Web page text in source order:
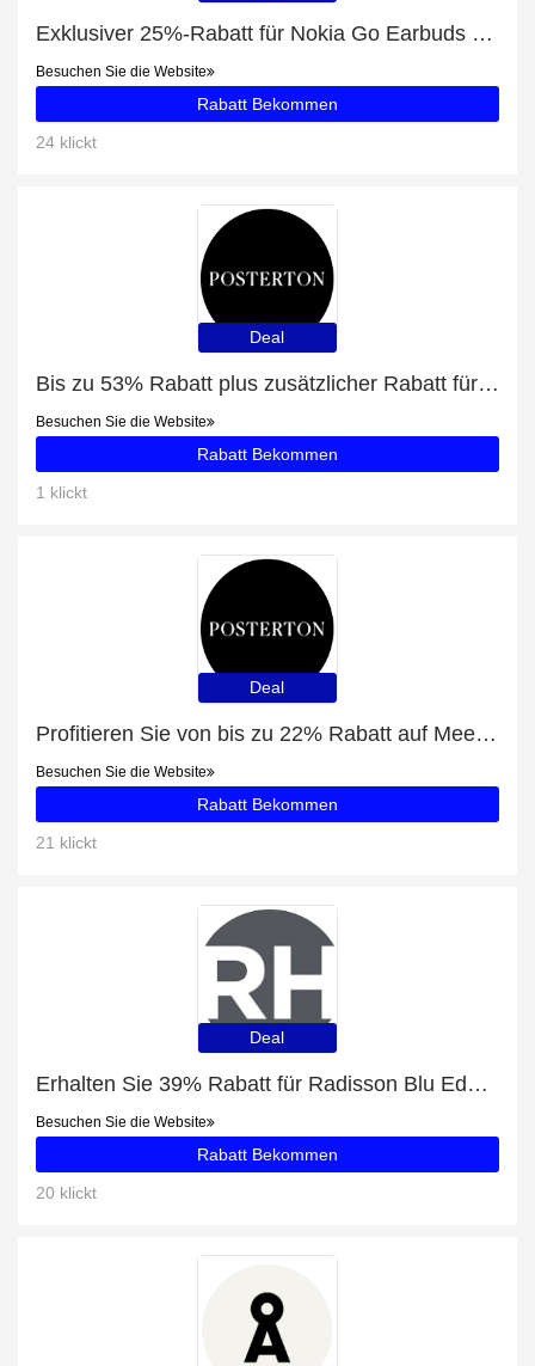
Exklusiver 25%-Rabatt für Nokia Go Earbuds 2 +
Besuchen Sie die Website
Rabatt Bekommen
24 klickt
Deal
Bis zu 53% Rabatt plus zusätzlicher Rabatt für Lila Krone Poster
Besuchen Sie die Website
Rabatt Bekommen
1 klickt
Deal
Profitieren Sie von bis zu 22% Rabatt auf Meer Und Sand Poster
Besuchen Sie die Website
Rabatt Bekommen
21 klickt
Deal
Erhalten Sie 39% Rabatt für Radisson Blu Edwardian Heathrow Hotel & Conference Centre London
Besuchen Sie die Website
Rabatt Bekommen
20 klickt